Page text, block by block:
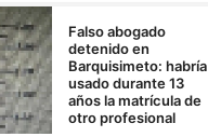
Falso abogado
detenido en
Barquisimeto: habría
usado durante 13
años la matrícula de
otro profesional